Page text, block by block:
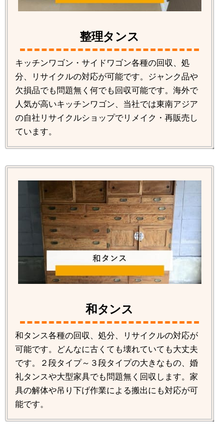
整理タンス
キッチンワゴン・サイドワゴン各種の回収、処
分、リサイクルの対応が可能です。ジャンク品や
欠損品でも問題無く何でも回収可能です。海外で
人気が高いキッチンワゴン、当社では東南アジア
の自社リサイクルショップでリメイク・再販売し
ています。
和タンス
和タンス各種の回収、処分、リサイクルの対応が
可能です。どんなに古くても壊れていても大丈夫
です。２段タイプ～３段タイプの大きなもの、婚
礼タンスや大型家具でも問題無く回収します。家
具の解体や吊り下げ作業による搬出にも対応が可
能です。